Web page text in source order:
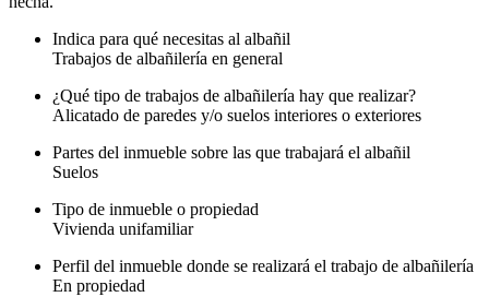
Indica para qué necesitas al albañil
Trabajos de albañilería en general
¿Qué tipo de trabajos de albañilería hay que realizar?
Alicatado de paredes y/o suelos interiores o exteriores
Partes del inmueble sobre las que trabajará el albañil
Suelos
Tipo de inmueble o propiedad
Vivienda unifamiliar
Perfil del inmueble donde se realizará el trabajo de albañilería
En propiedad